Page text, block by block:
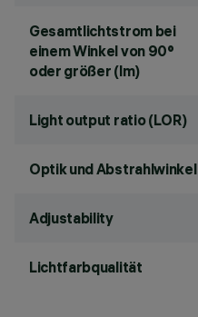
Gesamtlichtstrom bei
einem Winkel von 90°
oder größer (lm)
Light output ratio (LOR)
Optik und Abstrahlwinkel
Adjustability
Lichtfarbqualität